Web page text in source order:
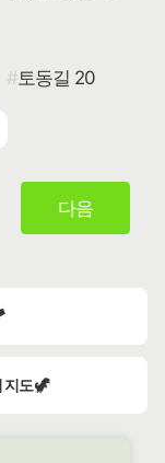
토동길 20
다음
지도 🦖